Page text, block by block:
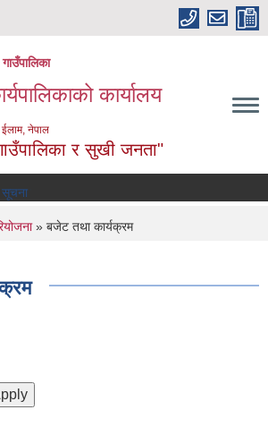
कार्यालय
नेपाल
र सुखी जनता"
तथा समाचार
» बजेट तथा कार्यक्रम